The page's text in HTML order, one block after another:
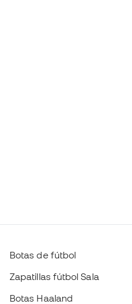
Botas de fútbol
Zapatillas fútbol Sala
Botas Haaland